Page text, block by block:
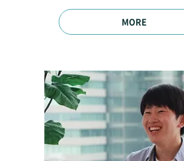
MORE